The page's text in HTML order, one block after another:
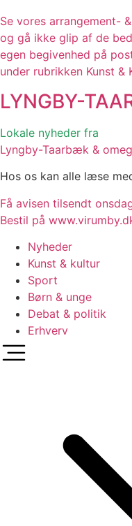
Se vores arrangement-
og gå ikke glip af de
egen begivenhed på
under rubrikken Kunst &
LYNGBY-
Lokale nyheder fra
Lyngby-Taarbæk &
Hos os kan alle læse
Få avisen tilsendt
Bestil på
Nyheder
Kunst & kultur
Sport
Børn & unge
Debat & politik
Erhverv